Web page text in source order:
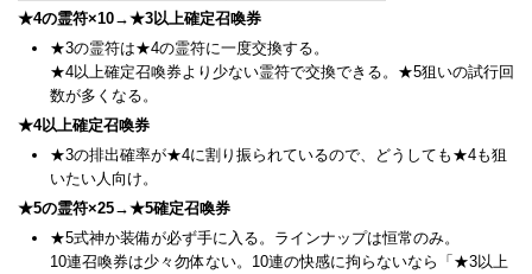
★4の霊符×10→★3以上確定召喚券
★3の霊符は★4の霊符に一度交換する。
★4以上確定召喚券より少ない霊符で交換できる。★5狙いの試行回
数が多くなる。
★4以上確定召喚券
★3の排出確率が★4に割り振られているので、どうしても★4も狙
いたい人向け。
★5の霊符×25→★5確定召喚券
★5式神か装備が必ず手に入る。ラインナップは恒常のみ。
10連召喚券は少々勿体ない。10連の快感に拘らないなら「★3以上